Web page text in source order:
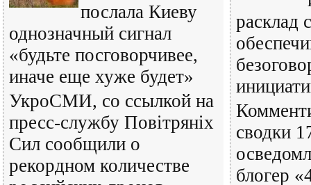
послала Киеву
однозначный сигнал
«будьте посговорчивее,
иначе еще хуже будет»
УкроСМИ, со ссылкой на
пресс-службу Повітряніх
Сил сообщили о
рекордном количестве
расклад
сводки
блогер